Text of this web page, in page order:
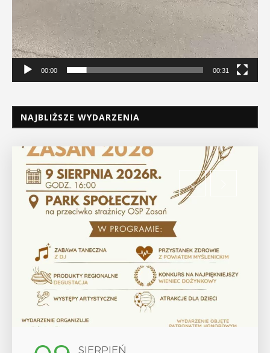
00:00 00:31
NAJBLIŻSZE WYDARZENIA
SIERPIEŃ